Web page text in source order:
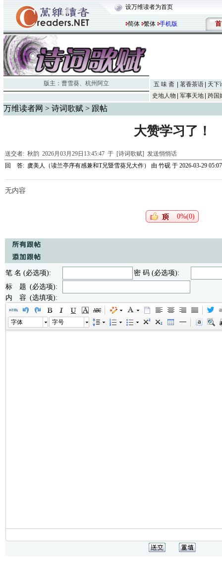
设万维读者为首页
简体 繁体 手机版 首
版主： 曹雪葵、 杭州阿立 五 味 斋 茗香茶语
天下
史地人物
军事天地 跨国
万维读者网 > 诗词歌赋 > 跟帖
大赞学习了！
送交者: 秋韵 2026月03月29日13:45:47 于 [诗词歌赋] 发送悄悄话
回 答: 虞美人（读兰亭序有感兼和T兄暨雪葵兄大作） 由 竹砚 于 2026-03-29
无内容
0%(0)
笔 名 (必选项):
密 码 (必选项):
标 题 (必选项):
内 容 (选填项):
字体 字号